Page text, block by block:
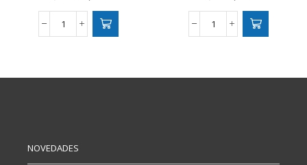
BRILLANTINA
5
BRILLANTINA
5
NOVEDADES